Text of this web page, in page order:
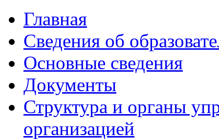
Главная
Сведения об
Основные сведения
Документы
Структура и органы
организацией